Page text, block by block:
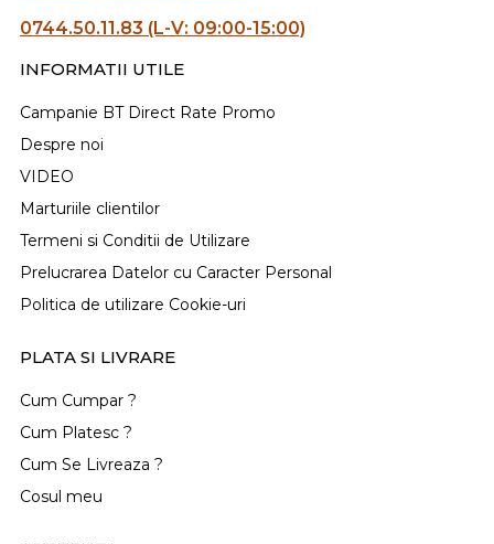
0744.50.11.83 (L-V: 09:00-15:00)
INFORMATII UTILE
Campanie BT Direct Rate Promo
Despre noi
VIDEO
Marturiile clientilor
Termeni si Conditii de Utilizare
Prelucrarea Datelor cu Caracter Personal
Politica de utilizare Cookie-uri
PLATA SI LIVRARE
Cum Cumpar ?
Cum Platesc ?
Cum Se Livreaza ?
Cosul meu